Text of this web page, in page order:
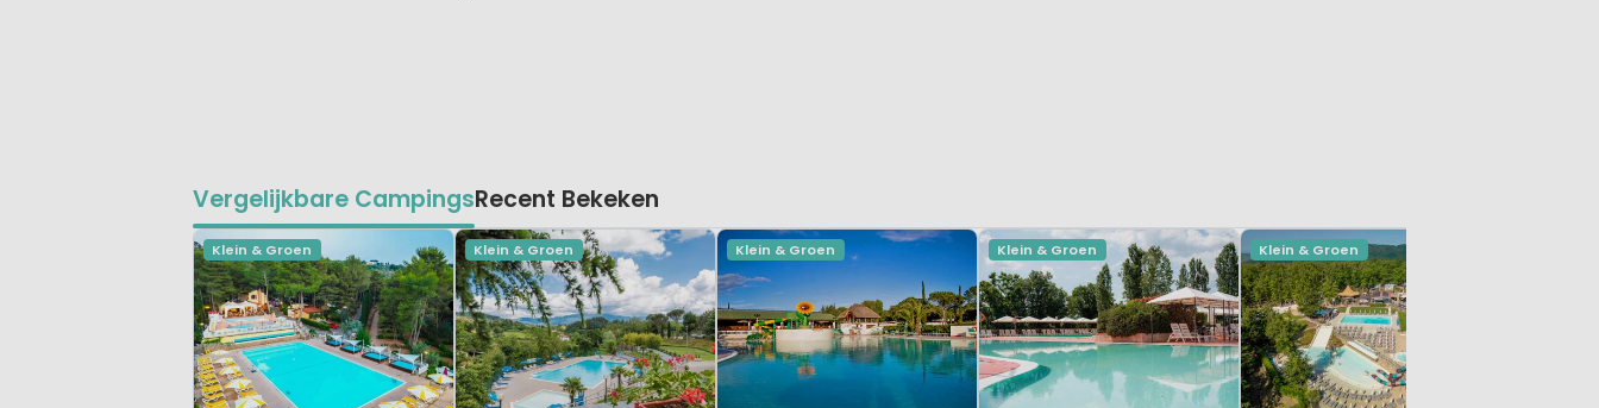
Vergelijkbare CampingsRecent Bekeken
Klein & Groen Klein & Groen Klein & Groen Klein & Groen Klein & Groen